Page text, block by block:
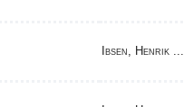
Ibsen, Henrik ...